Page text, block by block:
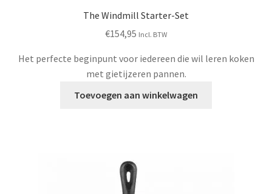
The Windmill Starter-Set
€154,95 Incl. BTW
Het perfecte beginpunt voor iedereen die wil leren koken
met gietijzeren pannen.
Toevoegen aan winkelwagen